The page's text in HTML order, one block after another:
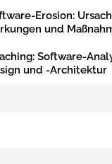
Erosion:
und
Software-
und -Architektur